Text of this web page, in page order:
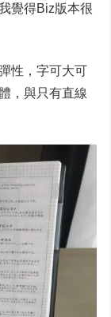
我覺得Biz版本很
性，字可大可
，與只有直線